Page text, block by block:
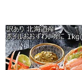
訳あり 北海道産 ボ